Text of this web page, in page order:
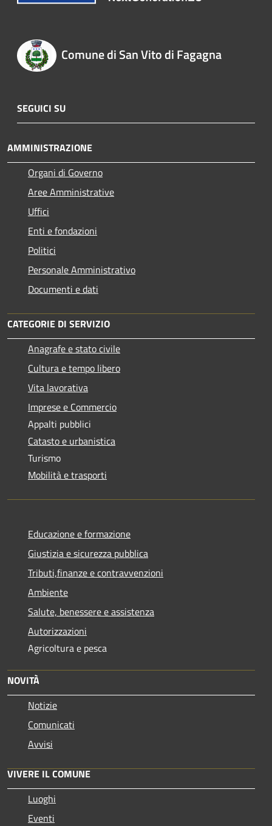
Comune di San Vito di Fagagna
SEGUICI SU
AMMINISTRAZIONE
Organi di Governo
Aree Amministrative
Uffici
Enti e fondazioni
Politici
Personale Amministrativo
Documenti e dati
CATEGORIE DI SERVIZIO
Anagrafe e stato civile
Cultura e tempo libero
Vita lavorativa
Imprese e Commercio
Appalti pubblici
Catasto e urbanistica
Turismo
Mobilità e trasporti
Educazione e formazione
Giustizia e sicurezza pubblica
Tributi,finanze e contravvenzioni
Ambiente
Salute, benessere e assistenza
Autorizzazioni
Agricoltura e pesca
NOVITÀ
Notizie
Comunicati
Avvisi
VIVERE IL COMUNE
Luoghi
Eventi